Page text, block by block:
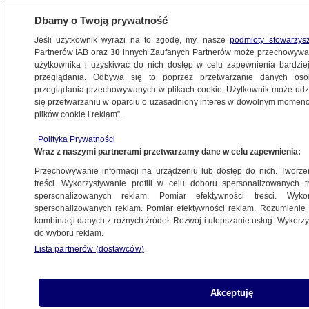
BIZNES
ZE ŚWIATA
procent. Najnowsze dane
8.06.2023, 13:09
Udostępnij
Dbamy o Twoją prywatność
Jeśli użytkownik wyrazi na to zgodę, my, naszepodmioty
Partnerów IAB oraz30 innych Zaufanych Partnerów może
użytkownika i uzyskiwać do nich dostęp w celu zapewnienia
przeglądania. Odbywa się to poprzez przetwarzanie danych
przeglądania przechowywanych w plikach cookie. Użytkownik może
się przetwarzaniu w oparciu o uzasadniony interes w dowolnym
plików cookie i reklam”.
Polityka Prywatności
Wraz z naszymi partnerami przetwarzamy dane w celu zapewnienia:
Przechowywanie informacji na urządzeniu lub dostęp do nich.
treści. Wykorzystywanie profili w celu doboru spersonalizowanych
spersonalizowanych reklam. Pomiar efektywności treści.
spersonalizowanych reklam. Pomiar efektywności reklam.
kombinacji danych z różnych źródeł. Rozwój i ulepszanie usług.
do wyboru reklam.
Lista partnerów (dostawców)
Akceptuję